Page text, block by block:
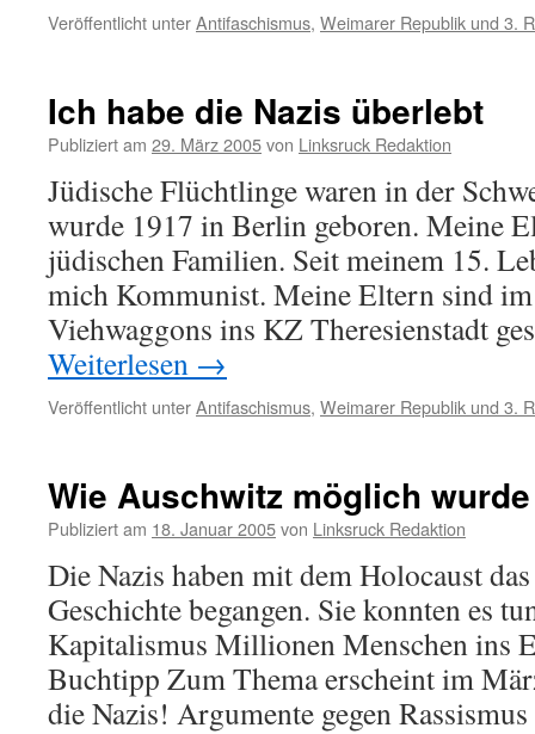
Veröffentlicht unterAntifaschismus, Weimarer Republik und 3.
Ich habe die Nazis überlebt
Publiziert am 29. März 2005von Linksruck Redaktion
Jüdische Flüchtlinge waren in der
wurde 1917 in Berlin geboren. Meine
jüdischen Familien. Seit meinem 15.
mich Kommunist. Meine Eltern sind
Viehwaggons ins KZ Theresienstadt
Weiterlesen →
Veröffentlicht unterAntifaschismus, Weimarer Republik und 3.
Wie Auschwitz möglich wurde
Publiziert am 18. Januar 2005von Linksruck Redaktion
Die Nazis haben mit dem Holocaust
Geschichte begangen. Sie konnten es
Kapitalismus Millionen Menschen ins
Buchtipp Zum Thema erscheint im
die Nazis! Argumente gegen